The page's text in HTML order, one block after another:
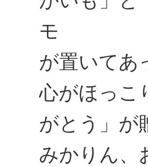
モ
が置いてあ
心がほっこ
がとう」が
みかりん、